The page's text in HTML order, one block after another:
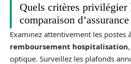
Quels critères privilégier
comparaison d’assurance
Examinez attentivement les postes
remboursement hospitalisation
optique. Surveillez les plafonds